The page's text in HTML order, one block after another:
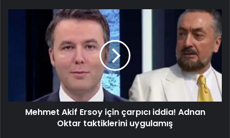
Mehmet Akif Ersoy için çarpıcı iddia! Adnan
Oktar taktiklerini uygulamış